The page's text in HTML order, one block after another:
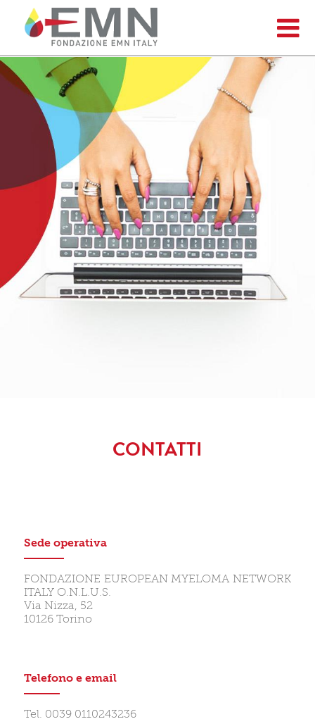
CONTATTI
Sede operativa
FONDAZIONE EUROPEAN MYELOMA NETWORK
ITALY O.N.L.U.S.
Via Nizza, 52
10126 Torino
Telefono e email
Tel. 0039 0110243236